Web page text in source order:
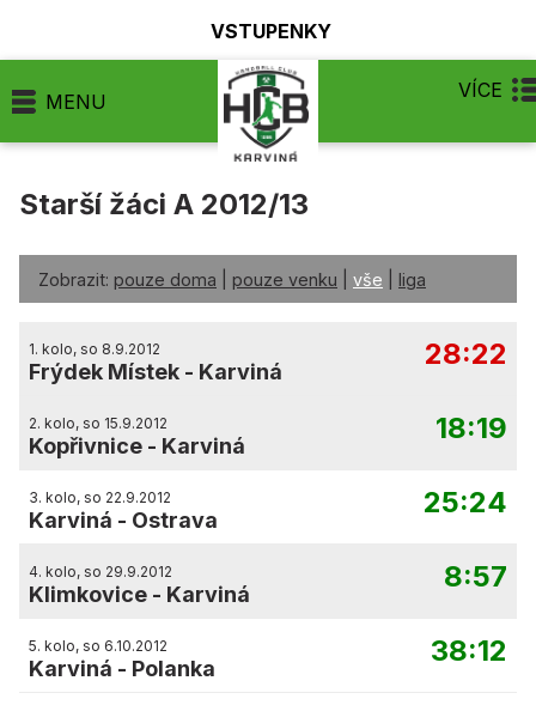
VSTUPENKY
MENU VÍCE
Starší žáci A 2012/13
Zobrazit: pouze doma pouze venku vše liga
1. kolo, so 8.9.2012
Frýdek Místek - Karviná
28:22
2. kolo, so 15.9.2012
Kopřivnice - Karviná
18:19
3. kolo, so 22.9.2012
Karviná - Ostrava
25:24
4. kolo, so 29.9.2012
Klimkovice - Karviná
8:57
5. kolo, so 6.10.2012
Karviná - Polanka
38:12